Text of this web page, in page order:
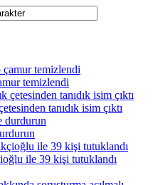
temizlendi
tanıdık isim çıktı
ile 39 kişi tutuklandı